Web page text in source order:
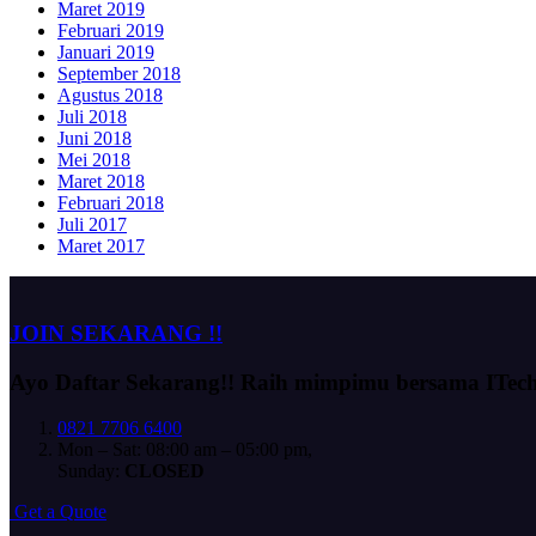
Maret 2019
Februari 2019
Januari 2019
September 2018
Agustus 2018
Juli 2018
Juni 2018
Mei 2018
Maret 2018
Februari 2018
Juli 2017
Maret 2017
JOIN SEKARANG !!
Ayo Daftar Sekarang!! Raih mimpimu bersama
0821 7706 6400
Mon – Sat: 08:00 am – 05:00 pm,
Sunday: CLOSED
Get a Quote